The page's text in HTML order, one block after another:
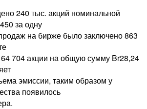
240 тыс. акций номинальной
за одну
на бирже было заключено 863
704 акции на общую сумму Br28,24
эмиссии, таким образом у
появилось